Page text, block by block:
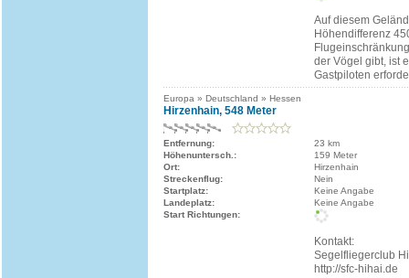
Auf diesem
Höhendifferenz
der Vögel gibt, ist
Gastpiloten
Europa » Deutschland » Hessen
Hirzenhain, 548 Meter
Entfernung:
23 km
Höhenuntersch.:
159 Meter
Ort:
Hirzenhain
Streckenflug:
Nein
Startplatz:
Keine Angabe
Landeplatz:
Keine Angabe
Start Richtungen:
Kontakt:
Segelfliegerclub
http://sfc-hihai.de